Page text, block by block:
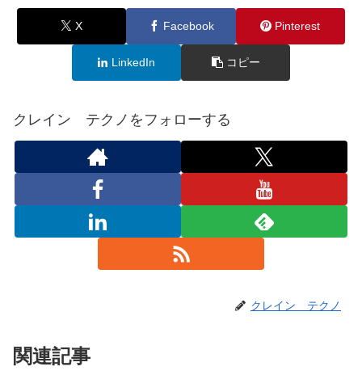
X Facebook Pinterest
LinkedIn コピー
クレイン テクノをフォローする
クレイン テクノ
関連記事